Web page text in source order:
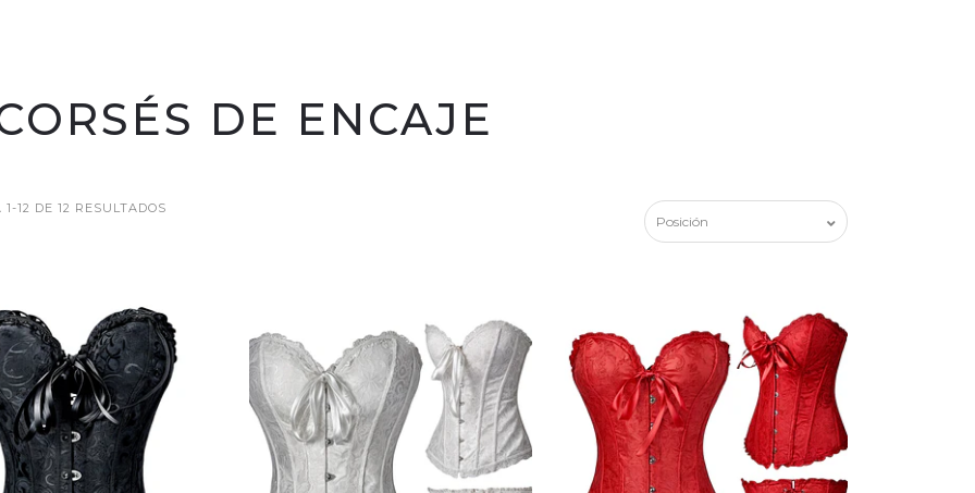
DE ENCAJE
12 DE 12 RESULTADOS